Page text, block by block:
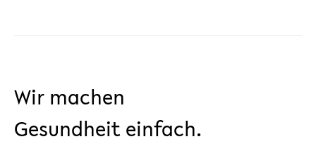
Wir machen
Gesundheit einfach.